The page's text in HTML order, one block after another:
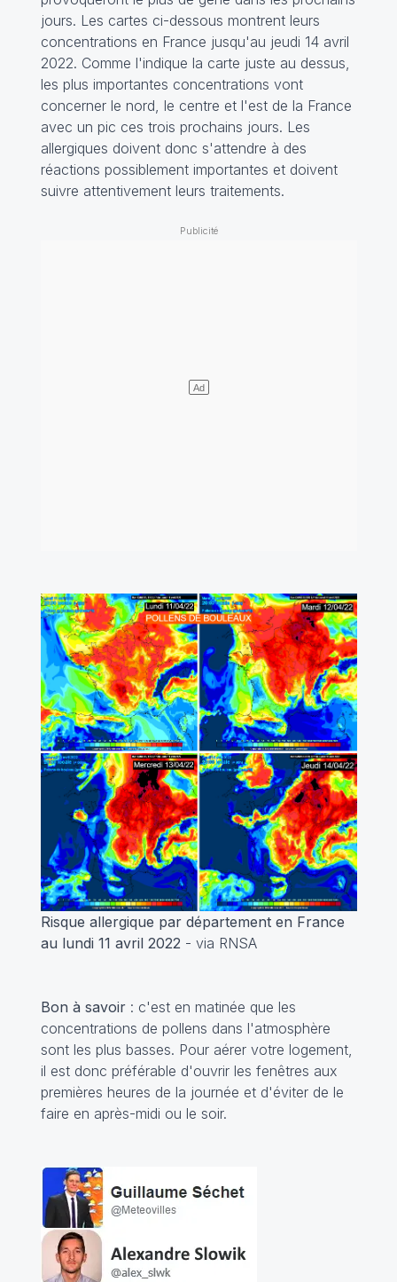
jours. Les cartes ci-dessous montrent leurs
concentrations en France jusqu'au jeudi 14 avril
2022. Comme l'indique la carte juste au dessus,
les plus importantes concentrations vont
concerner le nord, le centre et l'est de la France
avec un pic ces trois prochains jours. Les
allergiques doivent donc s'attendre à des
réactions possiblement importantes et doivent
suivre attentivement leurs traitements.
Risque allergique par département en France
au lundi 11 avril 2022 - via RNSA
Bon à savoir: c'est en matinée que les
concentrations de pollens dans l'atmosphère
sont les plus basses. Pour aérer votre logement,
il est donc préférable d'ouvrir les fenêtres aux
premières heures de la journée et d'éviter de le
faire en après-midi ou le soir.